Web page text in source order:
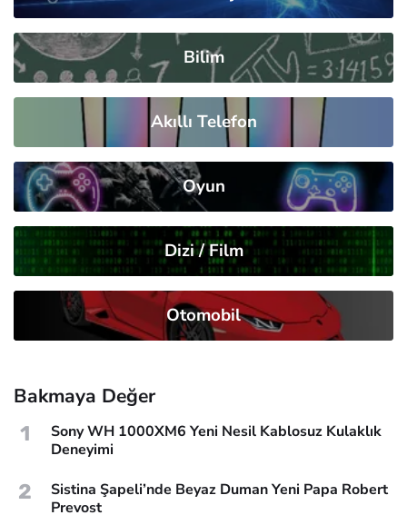
Bilim
Akıllı Telefon
Oyun
Dizi / Film
Otomobil
Bakmaya Değer
1
Sony WH 1000XM6 Yeni Nesil Kablosuz Kulaklık
Deneyimi
2
Sistina Şapeli’nde Beyaz Duman Yeni Papa Robert
Prevost